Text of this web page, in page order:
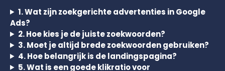
1. Wat zijn zoekgerichte advertenties in Google
Ads?
2. Hoe kies je de juiste zoekwoorden?
3. Moet je altijd brede zoekwoorden gebruiken?
4. Hoe belangrijk is de landingspagina?
5. Wat is een goede klikratio voor